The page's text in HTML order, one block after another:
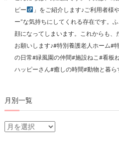
ピー
」をご紹介します♪ご利用者様
ー”な気持ちにしてくれる存在です。
顔になってしまいます。これからも、
お願いします♪#特別養護老人ホーム#
の日常#緑風園の仲間#施設ねこ#看板
ハッピーさん#癒しの時間#動物と暮
月別一覧
月